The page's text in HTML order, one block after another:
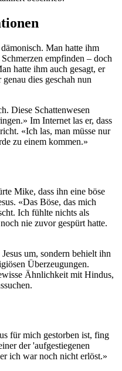
Man hatte ihm
empfinden – doch
hatte ihm auch gesagt, er
dies geschah nun
Diese Schattenwesen
Im Internet las er, dass
«Ich las, man müsse nur
zu einem kommen.»
Mike, dass ihn eine böse
«Das Böse, das mich
Ich fühlte nichts als
nie zuvor gespürt hatte.
um, sondern behielt ihn
Überzeugungen.
Ähnlichkeit mit Hindus,
für mich gestorben ist, fing
der 'aufgestiegenen
ich war noch nicht erlöst.»